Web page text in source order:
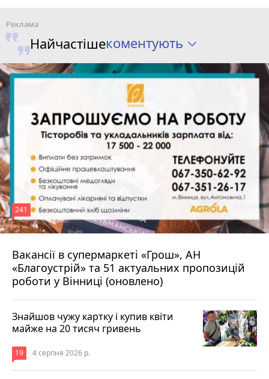
Найчастішекоментують
Вакансії в супермаркеті «Грош», АН
«Благоустрій» та 51 актуальних пропозицій
роботи у Вінниці (оновлено)
241
4 серпня 2026 р.
Знайшов чужу картку і купив квіти
майже на 20 тисяч гривень
19 4 серпня 2026 р.